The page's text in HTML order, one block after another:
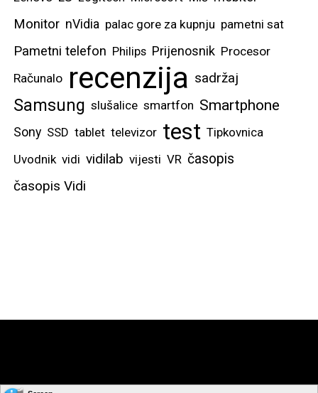
Monitor nVidia palac gore za kupnju pametni sat
Pametni telefon Philips Prijenosnik Procesor
Računalo recenzija sadržaj
Samsung slušalice smartfon Smartphone
Sony SSD tablet televizor test Tipkovnica
Uvodnik vidi vidilab vijesti VR časopis
časopis Vidi